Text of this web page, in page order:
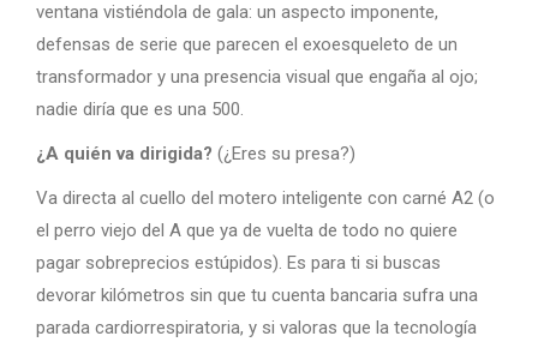
ventana vistiéndola de gala: un aspecto imponente,
defensas de serie que parecen el exoesqueleto de un
transformador y una presencia visual que engaña al ojo;
nadie diría que es una 500.
¿A quién va dirigida? (¿Eres su presa?)
Va directa al cuello del motero inteligente con carné A2 (o
el perro viejo del A que ya de vuelta de todo no quiere
pagar sobreprecios estúpidos). Es para ti si buscas
devorar kilómetros sin que tu cuenta bancaria sufra una
parada cardiorrespiratoria, y si valoras que la tecnología